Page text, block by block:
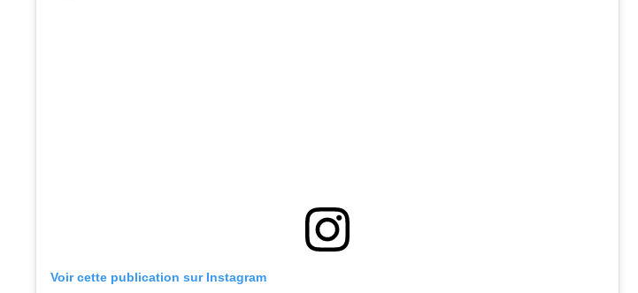
Voir cette publication sur Instagram